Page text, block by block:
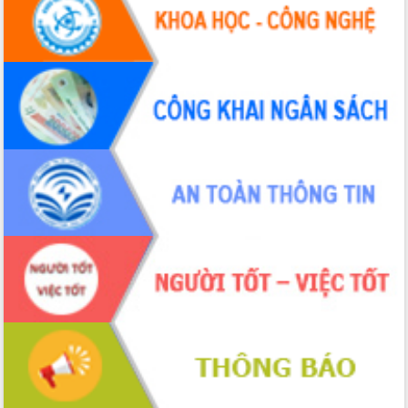
Hội thảo khoa học “Giải pháp thúc đẩy
phát triển nền kinh tế xanh tại tỉnh
Đắk Lắk”
Tăng cường giám sát, đôn đốc thực
hiện nhiệm vụ quản lý tài sản công
hàng tuần
Tháo gỡ những vướng mắc, đẩy mạnh
công tác cải cách thủ tục hành chính
tại Trung tâm Phục vụ hành chính
công tỉnh
Đắk Lắk: Tôn vinh 46 giải pháp tại Hội
thi Sáng tạo Kỹ thuật 2024 - 2025
Đắk Lắk rà soát, điều chỉnh Đề án 190
về phát triển nuôi trồng thủy sản
Phó Chủ tịch UBND tỉnh Đắk Lắk
Trương Công Thái kiểm tra thực địa
Dự án cao tốc Khánh Hòa - Buôn Ma
Thuột
Định vị cà phê Việt Nam như một “di
sản sống” trong dòng chảy toàn cầu